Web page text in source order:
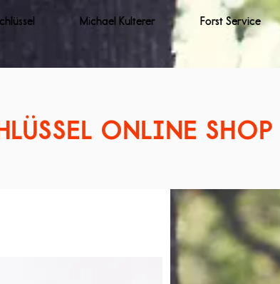
Michael Kulterer Forst Service
ONLINE SHOP